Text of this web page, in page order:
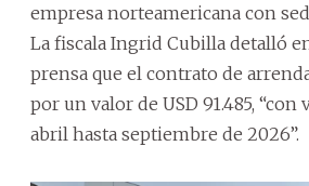
empresa norteamericana con
La fiscala Ingrid Cubilla detalló
prensa que el contrato de
por un valor de USD 91.485, “con
abril hasta septiembre de 2026”.